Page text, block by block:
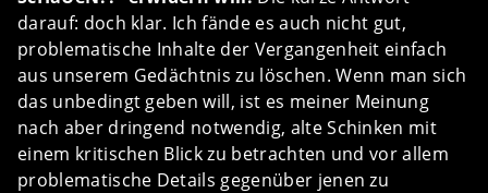
darauf: doch klar. Ich fände es auch nicht gut,
problematische Inhalte der Vergangenheit einfach
aus unserem Gedächtnis zu löschen. Wenn man sich
das unbedingt geben will, ist es meiner Meinung
nach aber dringend notwendig, alte Schinken mit
einem kritischen Blick zu betrachten und vor allem
problematische Details gegenüber jenen zu